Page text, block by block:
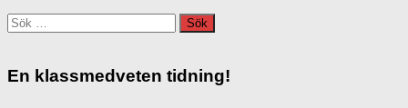
Sök
efter:
En klassmedveten tidning!